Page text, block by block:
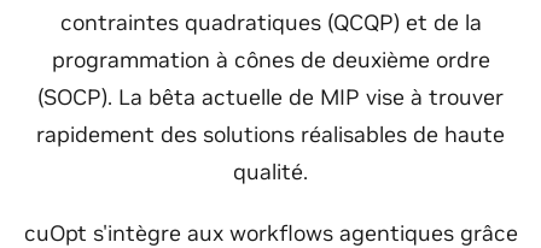
contraintes quadratiques (QCQP) et de la
programmation à cônes de deuxième ordre
(SOCP). La bêta actuelle de MIP vise à trouver
rapidement des solutions réalisables de haute
qualité.
cuOpt s'intègre aux workflows agentiques grâce